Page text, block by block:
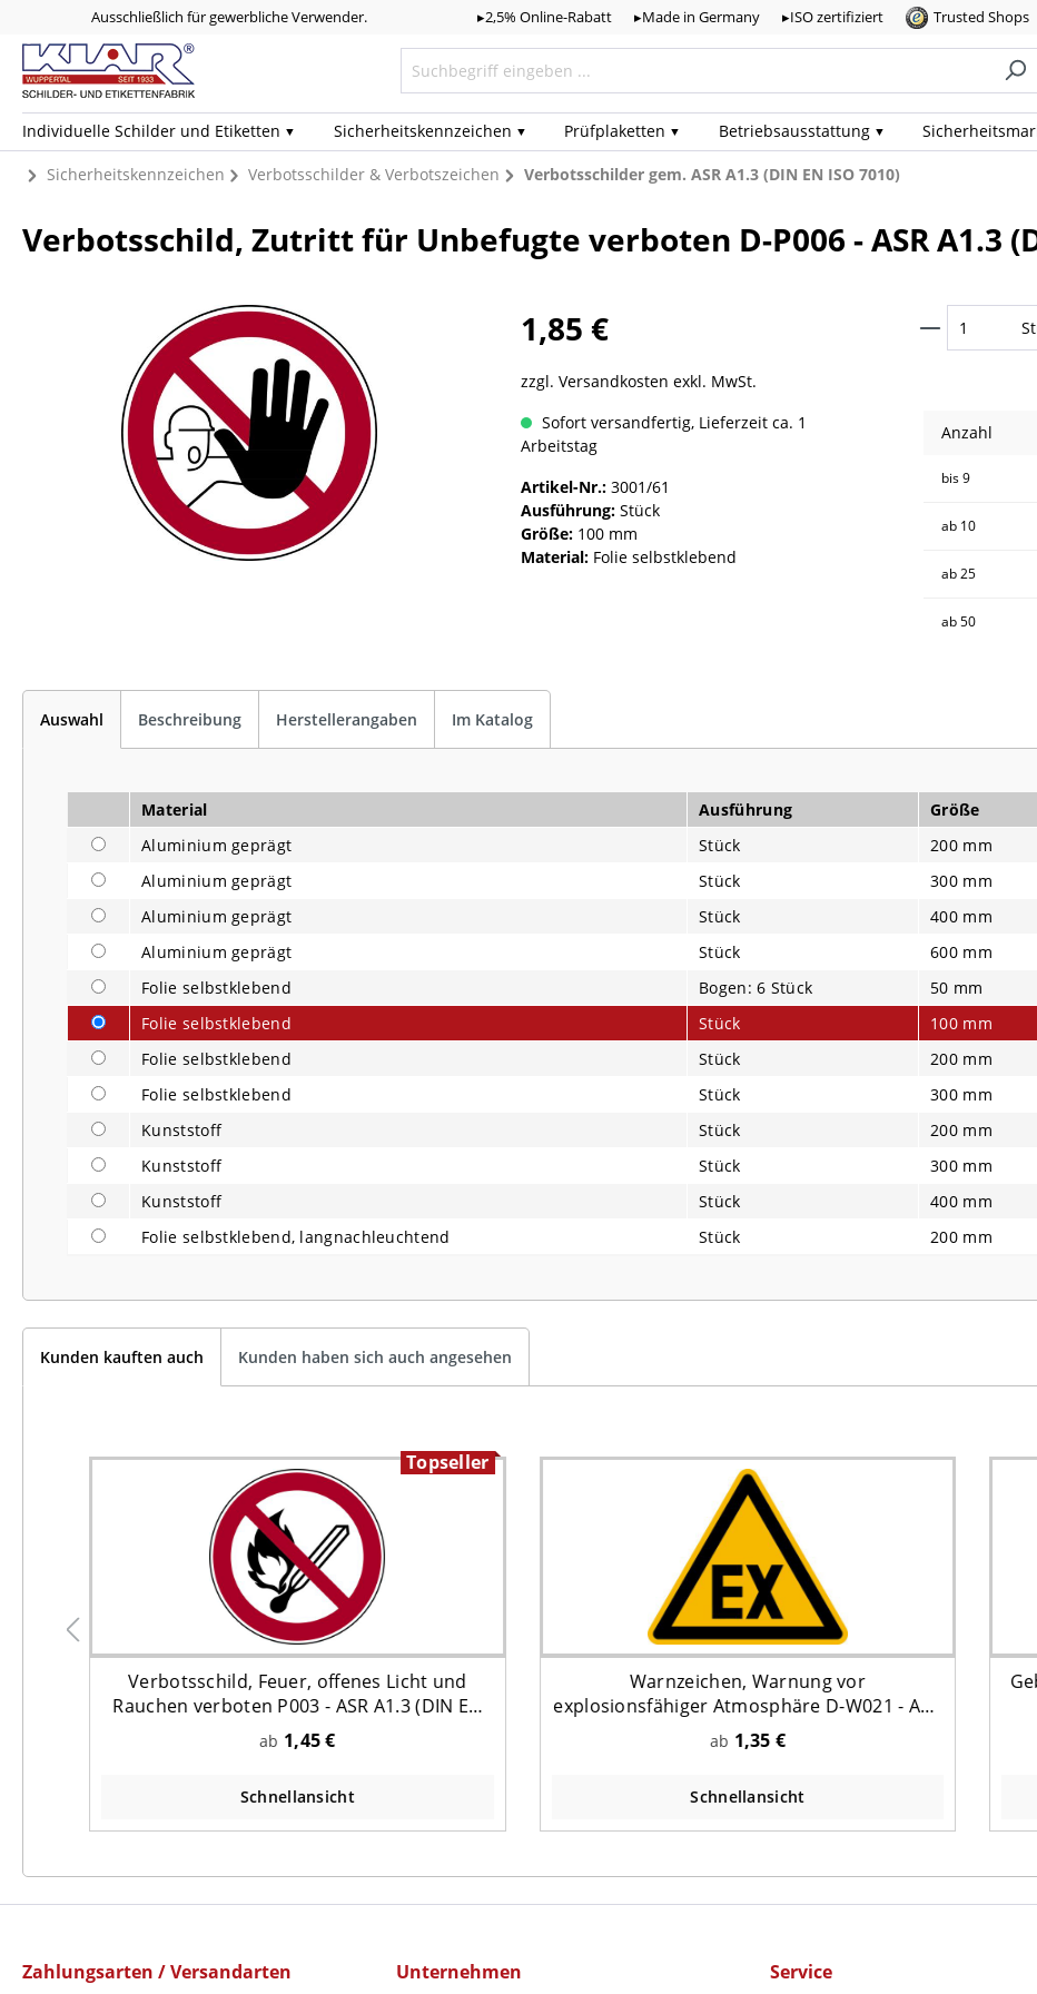
Ausschließlich für gewerbliche Verwender. ▸2,5% Online-Rabatt ▸Made in Germany ▸ISO zertifiziert Trusted Shops
Individuelle Schilder und Etiketten Sicherheits­kennzeichen Prüf­plaketten Betriebs­ausstattung
Sicherheitskennzeichen Verbotsschilder & Verbotszeichen Verbotsschilder gem. ASR A1.3 (DIN EN ISO 7010)
Verbotsschild, Zutritt für Unbefugte verboten D-P006 - ASR A1.3
1,85 €
zzgl. Versandkosten exkl. MwSt.
Sofort versandfertig, Lieferzeit ca. 1
Arbeitstag
Artikel-Nr.: 3001/61
Ausführung: Stück
Größe: 100 mm
Material: Folie selbstklebend
Anzahl
bis9
ab 10
ab25
ab50
Auswahl Beschreibung Herstellerangaben Im Katalog
Material Ausführung Größe
Aluminium geprägt
Stück 200 mm
Aluminium geprägt
Stück 300 mm
Aluminium geprägt
Stück 400 mm
Aluminium geprägt
Stück 600 mm
Folie selbstklebend
Bogen: 6 Stück 50 mm
Folie selbstklebend
Stück 100 mm
Folie selbstklebend
Stück 200 mm
Folie selbstklebend
Stück 300 mm
Kunststoff
Stück 200 mm
Kunststoff
Stück 300 mm
Kunststoff
Stück 400 mm
Folie selbstklebend, langnachleuchtend
Stück 200 mm
Kunden kauften auch Kunden haben sich auch angesehen
Topseller
Verbotsschild, Feuer, offenes Licht und
Rauchen verboten P003 - ASR A1.3 (DIN EN
ISO 7010)
ab 1,45 €
Schnellansicht
Warnzeichen, Warnung vor
explosionsfähiger Atmosphäre D-W021 - ASR
A1.3 (DIN 4844)
ab 1,35 €
Schnellansicht
Zahlungsarten / Versandarten Unternehmen Service